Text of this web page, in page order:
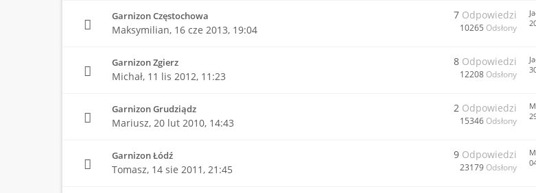
Garnizon Częstochowa
Maksymilian, 16 cze 2013, 19:04
7 Odpowiedzi
10265 Odsłony
Garnizon Zgierz
Michał, 11 lis 2012, 11:23
8 Odpowiedzi
12208 Odsłony
Garnizon Grudziądz
Mariusz, 20 lut 2010, 14:43
2 Odpowiedzi
15346 Odsłony
Garnizon Łódź
Tomasz, 14 sie 2011, 21:45
9 Odpowiedzi
23179 Odsłony